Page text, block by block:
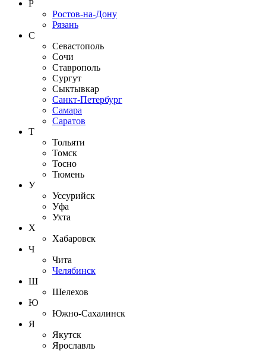
Р
Ростов-на-Дону
Рязань
С
Севастополь
Сочи
Ставрополь
Сургут
Сыктывкар
Санкт-Петербург
Самара
Саратов
Т
Тольяти
Томск
Тосно
Тюмень
У
Уссурийск
Уфа
Ухта
Х
Хабаровск
Ч
Чита
Челябинск
Ш
Шелехов
Ю
Южно-Сахалинск
Я
Якутск
Ярославль